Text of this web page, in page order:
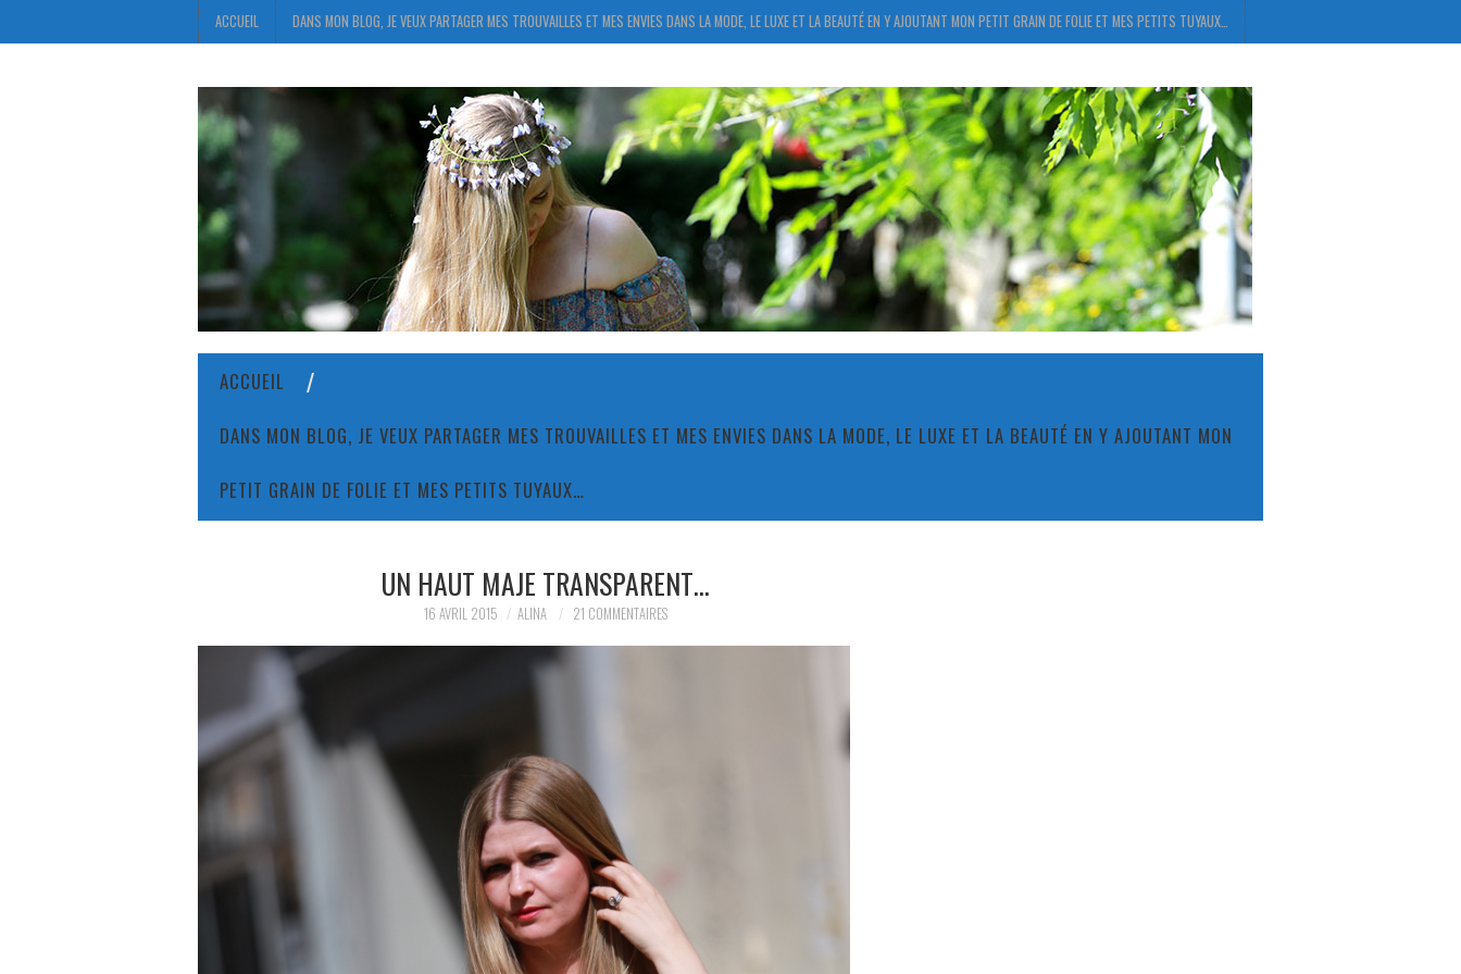
ACCUEIL DANS MON BLOG, JE VEUX PARTAGER MES TROUVAILLES ET MES ENVIES DANS LA MODE, LE LUXE ET LA BEAUTÉ EN Y AJOUTANT MON PETIT GRAIN DE FOLIE ET MES PETITS TUYAUX…
ACCUEIL
DANS MON BLOG, JE VEUX PARTAGER MES TROUVAILLES ET MES ENVIES DANS LA MODE, LE LUXE ET LA BEAUTÉ EN Y AJOUTANT MON
PETIT GRAIN DE FOLIE ET MES PETITS TUYAUX…
UN HAUT MAJE TRANSPARENT…
16 AVRIL 2015 ALINA 21 COMMENTAIRES